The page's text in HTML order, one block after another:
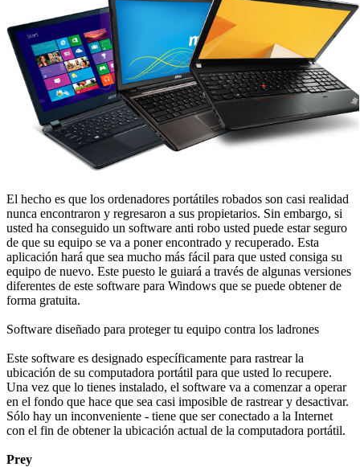
El hecho es que los ordenadores portátiles robados son casi realidad
nunca encontraron y regresaron a sus propietarios. Sin embargo, si
usted ha conseguido un software anti robo usted puede estar seguro
de que su equipo se va a poner encontrado y recuperado. Esta
aplicación hará que sea mucho más fácil para que usted consiga su
equipo de nuevo. Este puesto le guiará a través de algunas versiones
diferentes de este software para Windows que se puede obtener de
forma gratuita.
Software diseñado para proteger tu equipo contra los ladrones
Este software es designado específicamente para rastrear la
ubicación de su computadora portátil para que usted lo recupere.
Una vez que lo tienes instalado, el software va a comenzar a operar
en el fondo que hace que sea casi imposible de rastrear y desactivar.
Sólo hay un inconveniente - tiene que ser conectado a la Internet
con el fin de obtener la ubicación actual de la computadora portátil.
Prey